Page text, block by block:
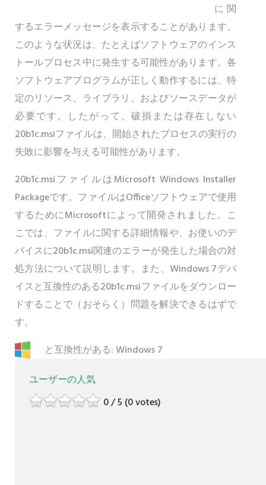
に関
するエラーメッセージを表示することがあります。
このような状況は、たとえばソフトウェアのインス
トールプロセス中に発生する可能性があります。各
ソフトウェアプログラムが正しく動作するには、特
定のリソース、ライブラリ、およびソースデータが
必要です。したがって、破損または存在しない
20b1c.msiファイルは、開始されたプロセスの実行の
失敗に影響を与える可能性があります。
20b1c.msiファイルはMicrosoft Windows Installer
Packageです。ファイルはOfficeソフトウェアで使用
するためにMicrosoftによって開発されました。こ
こでは、ファイルに関する詳細情報や、お使いのデ
バイスに20b1c.msi関連のエラーが発生した場合の対
処方法について説明します。また、Windows 7デバ
イスと互換性のある20b1c.msiファイルをダウンロー
ドすることで（おそらく）問題を解決できるはずで
す。
と互換性がある: Windows 7
ユーザーの人気
0 / 5 (0 votes)